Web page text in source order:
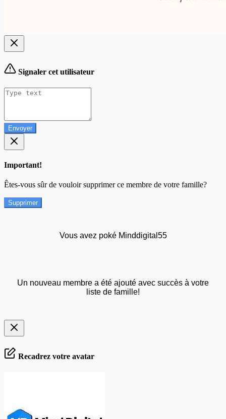
Signaler cet utilisateur
Envoyer
Important!
Êtes-vous sûr de vouloir supprimer ce membre de votre famille?
Supprimer
Vous avez poké Minddigital55
Un nouveau membre a été ajouté avec succès à votre
liste de famille!
Recadrez votre avatar